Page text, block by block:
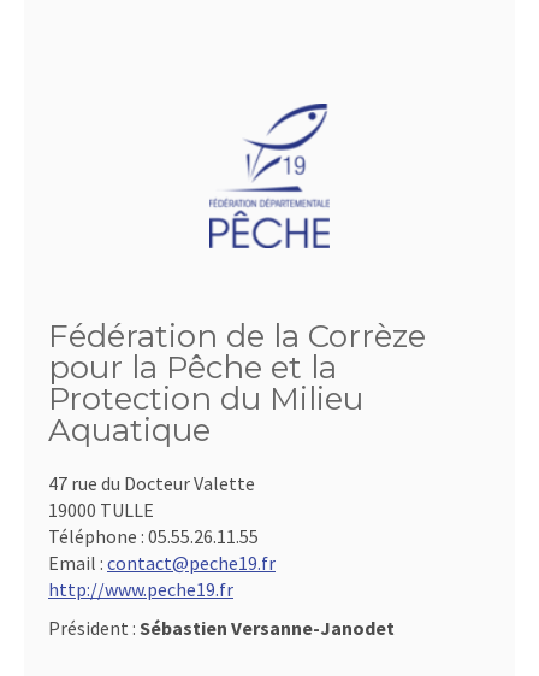
Fédération de la Corrèze
pour la Pêche et la
Protection du Milieu
Aquatique
47 rue du Docteur Valette
19000 TULLE
Téléphone : 05.55.26.11.55
Email : contact@peche19.fr
http://www.peche19.fr
Président : Sébastien Versanne-Janodet